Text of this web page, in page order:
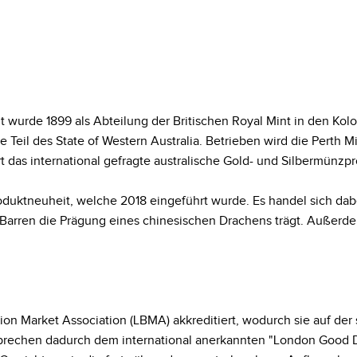
1899 als Abteilung der Britischen Royal Mint in den
des State of Western Australia. Betrieben wird die Perth
international gefragte australische Gold- und
welche 2018 eingeführt wurde. Es handel sich
die Prägung eines chinesischen Drachens trägt.
Market Association (LBMA) akkreditiert, wodurch sie auf
dadurch dem international anerkannten "London